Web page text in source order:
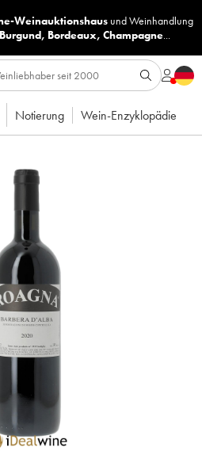
Weinauktionshaus undWeinhandlung
Burgund, Bordeaux, Champagne...
Notierung Wein-Enzyklopädie